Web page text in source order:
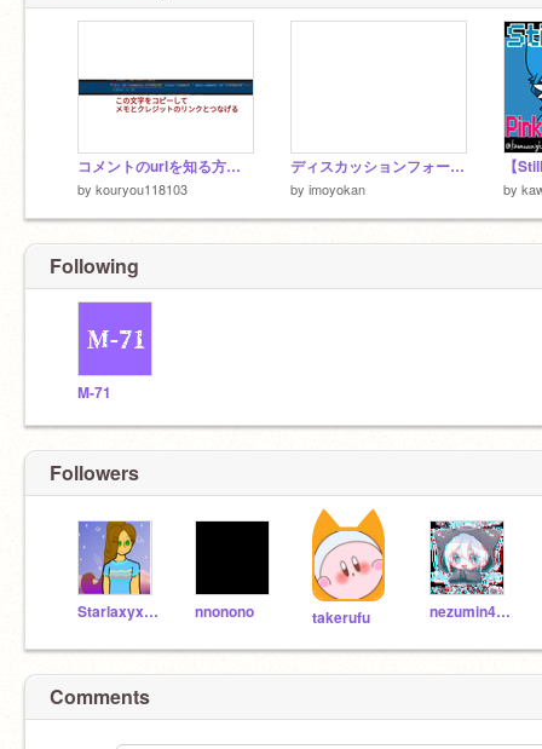
コメントのurlを知る方法！
by kouryou118103
ディスカッションフォーラムなどのメモ
by imoyokan by
Following
M-71
Followers
Starlaxyxara nnonono takerufu nezumin43109
Comments